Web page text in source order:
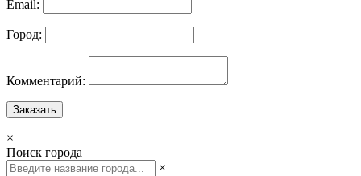
Email:
Город:
Комментарий:
Заказать
×
Поиск города
×